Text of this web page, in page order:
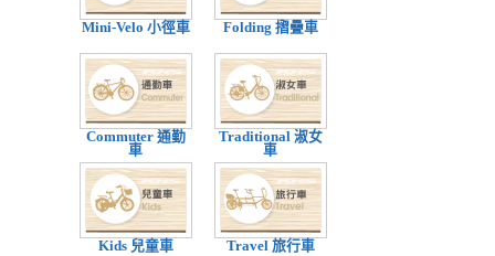
Mini-Velo 小徑車 Folding 摺疊車
Commuter 通勤
車
Traditional 淑女
車
Kids 兒童車 Travel 旅行車